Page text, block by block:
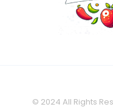
© 2024 All Rights